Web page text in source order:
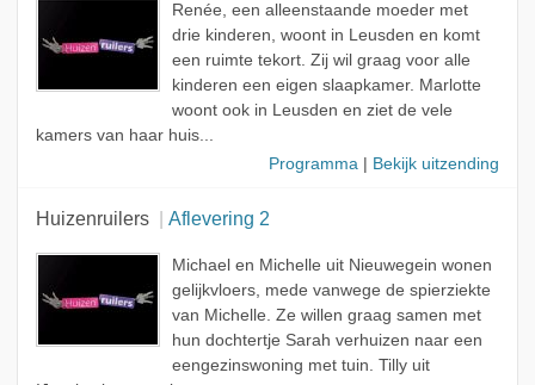
Renée, een alleenstaande moeder met
drie kinderen, woont in Leusden en komt
een ruimte tekort. Zij wil graag voor alle
kinderen een eigen slaapkamer. Marlotte
woont ook in Leusden en ziet de vele
kamers van haar huis...
Programma
Bekijk uitzending
Huizenruilers Aflevering 2
Michael en Michelle uit Nieuwegein wonen
gelijkvloers, mede vanwege de spierziekte
van Michelle. Ze willen graag samen met
hun dochtertje Sarah verhuizen naar een
eengezinswoning met tuin. Tilly uit